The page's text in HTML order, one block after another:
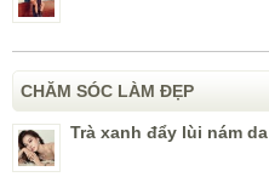
CHĂM SÓC LÀM ĐẸP
Trà xanh đẩy lùi nám da